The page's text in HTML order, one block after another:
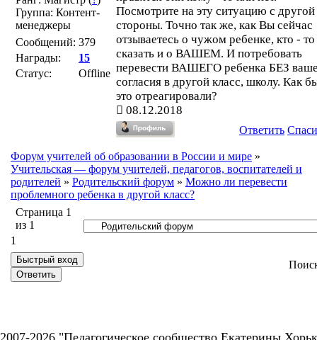
Группа: Контент-
менеджеры
Сообщений: 379
Награды:
15
Статус:
Offline
Посмотрите на эту ситуацию с другой
стороны. Точно так же, как Вы сейчас
отзываетесь о чужом ребенке, кто -
сказать и о ВАШЕМ. И потребовать
перевести ВАШЕГО ребенка БЕЗ
согласия в другой класс, школу. Как
это отреагировали?
08.12.2018
Ответить
Форум учителей об образовании в России и мире »
Учительская — форум учителей, педагогов, воспитателей и
родителей » Родительский форум » Можно ли перевести
проблемного ребенка в другой класс?
Страница 1
из 1
1
2007-2026 "Педагогическое сообщество Екатерины